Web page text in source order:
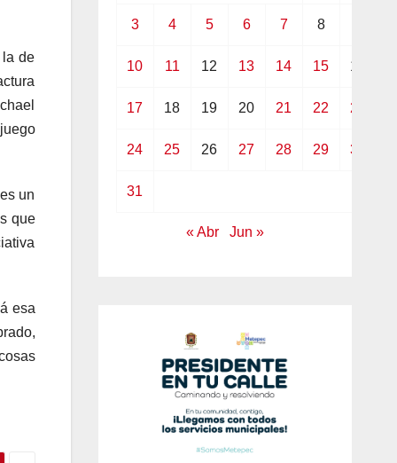
de
un
que
esa
3 4 5 6 7 8
10 11 12 13 14 15 16
17 18 19 20 21 22 23
24 25 26 27 28 29 30
31
« Abr Jun »